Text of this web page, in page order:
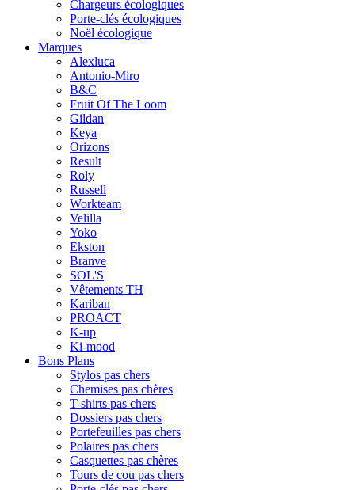
Chargeurs écologiques
Porte-clés écologiques
Noël écologique
Marques
Alexluca
Antonio-Miro
B&C
Fruit Of The Loom
Gildan
Keya
Orizons
Result
Roly
Russell
Workteam
Velilla
Yoko
Ekston
Branve
SOL'S
Vêtements TH
Kariban
PROACT
K-up
Ki-mood
Bons Plans
Stylos pas chers
Chemises pas chères
T-shirts pas chers
Dossiers pas chers
Portefeuilles pas chers
Polaires pas chers
Casquettes pas chères
Tours de cou pas chers